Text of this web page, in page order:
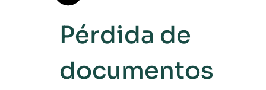
Pérdida de
documentos